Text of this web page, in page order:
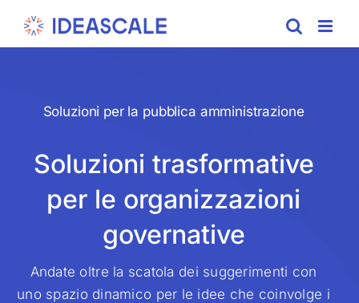
Soluzioni per la pubblica amministrazione
Soluzioni trasformative
per le organizzazioni
governative
Andate oltre la scatola dei suggerimenti con
uno spazio dinamico per le idee che coinvolge i